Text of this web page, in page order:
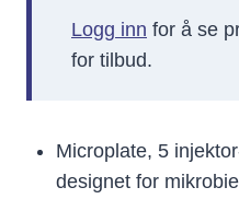
Logg inn for å se
for tilbud.
Microplate, 5
designet for